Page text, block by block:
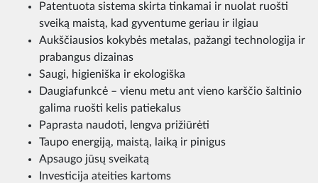
Patentuota sistema skirta tinkamai ir nuolat ruošti
sveiką maistą, kad gyventume geriau ir ilgiau
Aukščiausios kokybės metalas, pažangi technologija ir
prabangus dizainas
Saugi, higieniška ir ekologiška
Daugiafunkcė – vienu metu ant vieno karščio šaltinio
galima ruošti kelis patiekalus
Paprasta naudoti, lengva prižiūrėti
Taupo energiją, maistą, laiką ir pinigus
Apsaugo jūsų sveikatą
Investicija ateities kartoms